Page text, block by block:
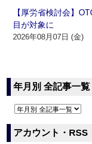
【厚労省検討会】
目が対象に
2026年08月07日 (金)
年月別 全記事一覧
アカウント・RSS